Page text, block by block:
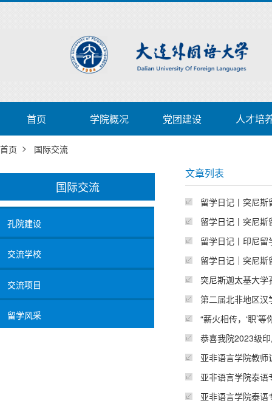
首页 学院概况 党团建设 人才培
首页 > 国际交流
国际交流
孔院建设
交流学校
交流项目
留学风采
文章列表
留学日记丨突尼斯
留学日记丨突尼斯
留学日记丨印尼留
留学日记｜突尼斯
突尼斯迦太基大学
第二届北非地区汉
“薪火相传，‘职’
恭喜我院2023级
亚非语言学院教
亚非语言学院泰
亚非语言学院泰